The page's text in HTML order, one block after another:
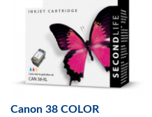
Canon 38 COLOR